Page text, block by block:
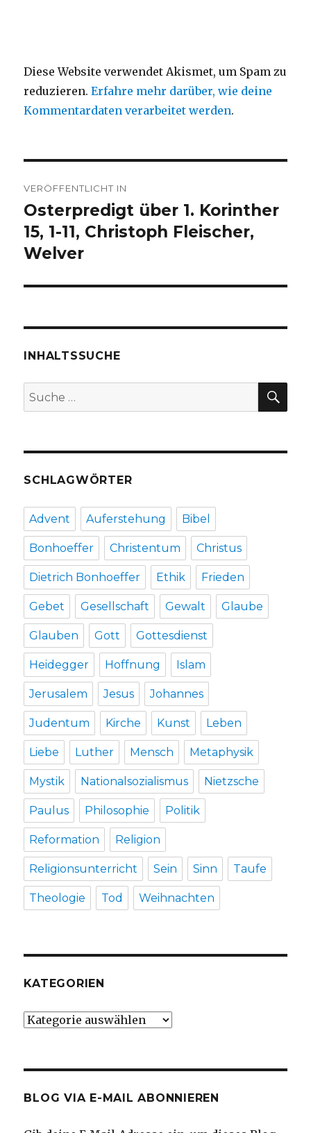
Diese Website verwendet Akismet, um Spam zu
reduzieren.Erfahre mehr darüber, wie deine
Kommentardaten verarbeitet werden.
VERÖFFENTLICHT IN
Osterpredigt über 1. Korinther
15, 1-11, Christoph Fleischer,
Welver
INHALTSSUCHE
Suche
nach:
SCHLAGWÖRTER
Advent Auferstehung Bibel
Bonhoeffer Christentum Christus
Dietrich Bonhoeffer Ethik Frieden
Gebet Gesellschaft Gewalt Glaube
Glauben Gott Gottesdienst
Heidegger Hoffnung Islam
Jerusalem Jesus Johannes
Judentum Kirche Kunst Leben
Liebe Luther Mensch Metaphysik
Mystik Nationalsozialismus Nietzsche
Paulus Philosophie Politik
Reformation Religion
Religionsunterricht Sein Sinn Taufe
Theologie Tod Weihnachten
KATEGORIEN
Kategorien
BLOG VIA E-MAIL ABONNIEREN